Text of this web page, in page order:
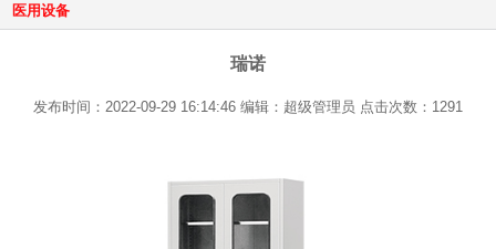
医用设备
瑞诺
发布时间：2022-09-29 16:14:46 编辑：超级管理员 点击次数：1291